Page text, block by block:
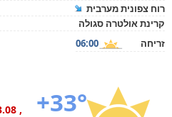
רוח צפונית מערבית
קרינת אולטרה סגולה
זריחה
06:00
+33°
, 13.08